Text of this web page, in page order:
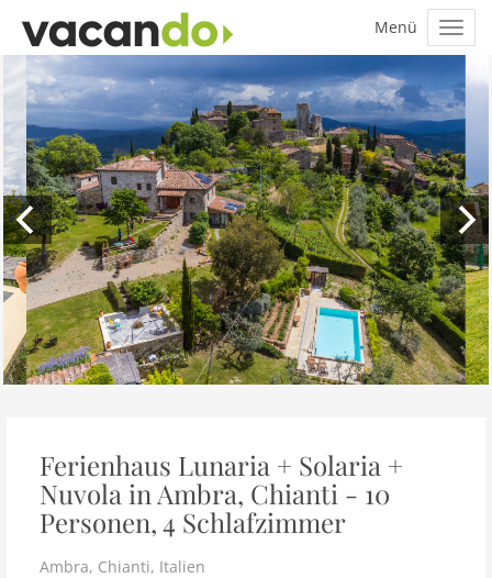
Ferienhaus Lunaria + Solaria +
Nuvola in Ambra, Chianti - 10
Personen, 4 Schlafzimmer
Ambra, Chianti, Italien